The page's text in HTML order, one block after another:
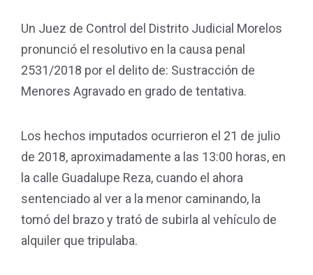
Un Juez de Control del Distrito Judicial Morelos
pronunció el resolutivo en la causa penal
2531/2018 por el delito de: Sustracción de
Menores Agravado en grado de tentativa.
Los hechos imputados ocurrieron el 21 de julio
de 2018, aproximadamente a las 13:00 horas, en
la calle Guadalupe Reza, cuando el ahora
sentenciado al ver a la menor caminando, la
tomó del brazo y trató de subirla al vehículo de
alquiler que tripulaba.